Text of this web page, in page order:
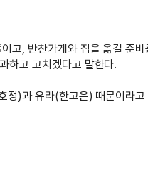
고, 반찬가게와 집을 옮길 준
하고 고치겠다고 말한다.
정)과 유라(한고은) 때문이라